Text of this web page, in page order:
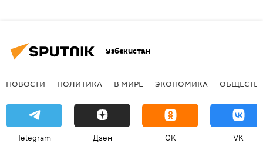
Узбекистан
НОВОСТИ ПОЛИТИКА В МИРЕ ЭКОНОМИКА
Telegram Дзен OK VK